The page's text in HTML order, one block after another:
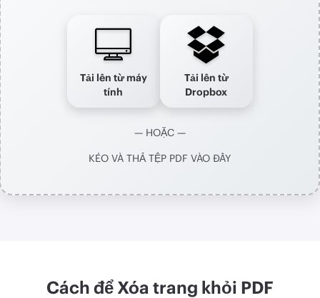
Tải lên từ máy
tính
Tải lên từ
Dropbox
— HOẶC —
KÉO VÀ THẢ TỆP PDF VÀO ĐÂY
Cách để Xóa trang khỏi PDF